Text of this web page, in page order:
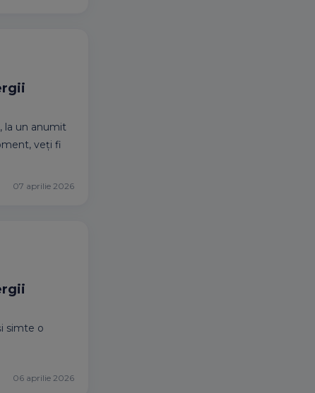
la un anumit
veți fi
07 aprilie 2026
simte o
06 aprilie 2026